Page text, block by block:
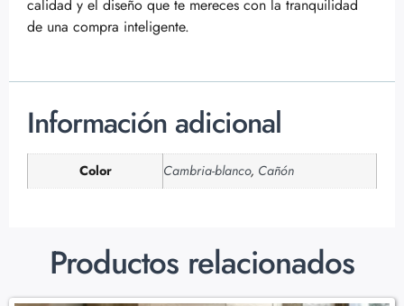
calidad y el diseño que te mereces con la tranquilidad
de una compra inteligente.
Información adicional
Color Cambria-blanco, Cañón
Productos relacionados